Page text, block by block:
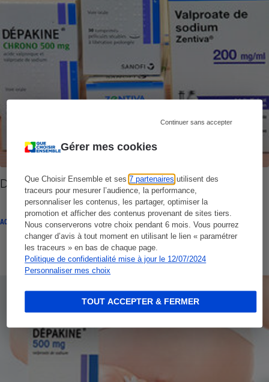
Gérer mes cookies
Que Choisir Ensemble et ses7 partenaires utilisent des
traceurs pour mesurer l’audience, la performance,
personnaliser les contenus, les partager, optimiser la
promotion et afficher des contenus provenant de sites tiers.
Nous conserverons votre choix pendant 6 mois. Vous pourrez
changer d’avis à tout moment en utilisant le lien « paramétrer
les traceurs » en bas de chaque page.
Politique de confidentialité mise à jour le 12/07/2024
Personnaliser mes choix
Continuer sans accepter
TOUT ACCEPTER & FERMER
Dépakine - Sanofi condamné en appel
ACTUALITÉ